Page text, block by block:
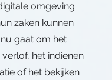
omgeving
zaken kunnen
gaat om het
het indienen
of het bekijken